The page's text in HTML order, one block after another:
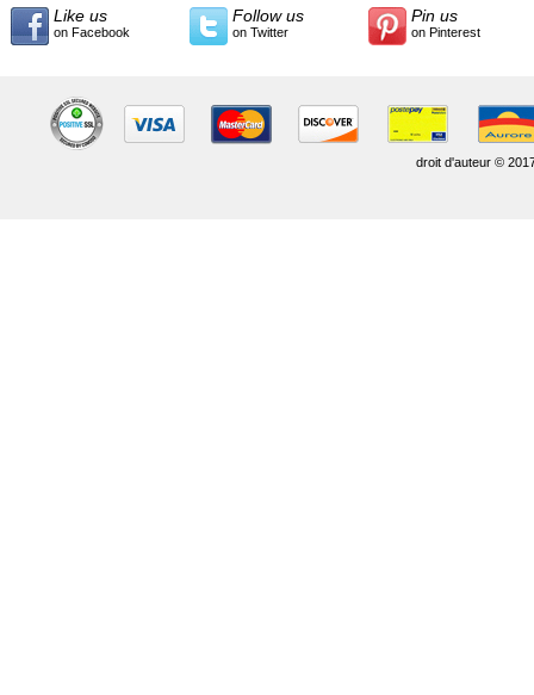
Like us
on Facebook
Follow us
on Twitter
Pin us
on Pinterest
droit d'auteur ©